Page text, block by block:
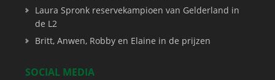
Laura Spronk reservekampioen van Gelderland in
de L2
Britt, Anwen, Robby en Elaine in de prijzen
SOCIAL MEDIA